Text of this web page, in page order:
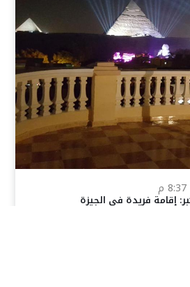
8:37 م
إقامة فريدة في الجيزة